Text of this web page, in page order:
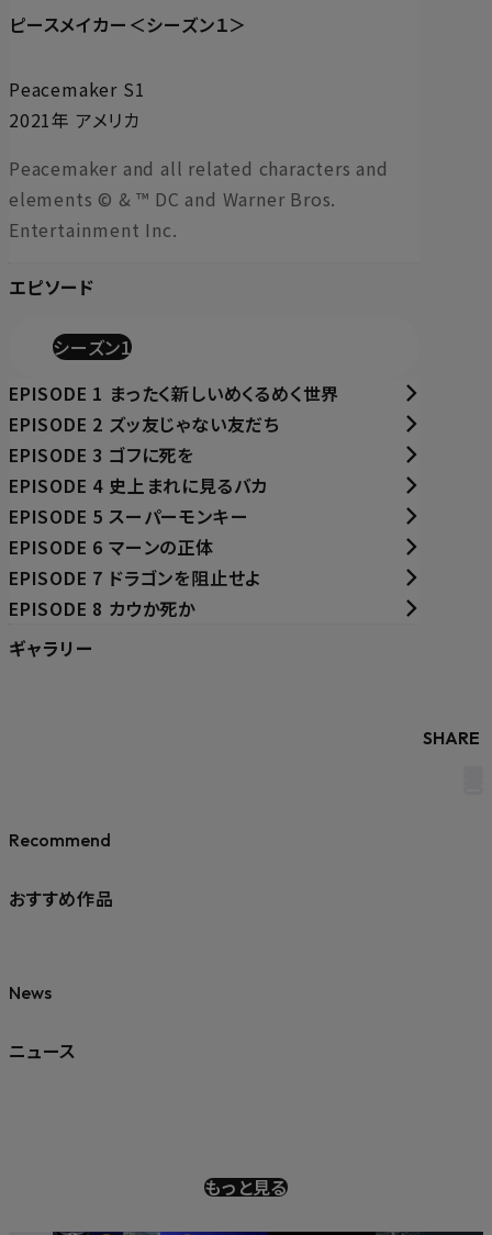
ピースメイカー＜シーズン１＞
Peacemaker S1
2021年 アメリカ
Peacemaker and all related characters and
elements © & ™ DC and Warner Bros.
Entertainment Inc.
エピソード
シーズン1
EPISODE 1 まったく新しいめくるめく世界
EPISODE 2 ズッ友じゃない友だち
EPISODE 3 ゴフに死を
EPISODE 4 史上まれに見るバカ
EPISODE 5 スーパーモンキー
EPISODE 6 マーンの正体
EPISODE 7 ドラゴンを阻止せよ
EPISODE 8 カウか死か
ギャラリー
SHARE
Recommend
おすすめ作品
News
ニュース
もっと見る